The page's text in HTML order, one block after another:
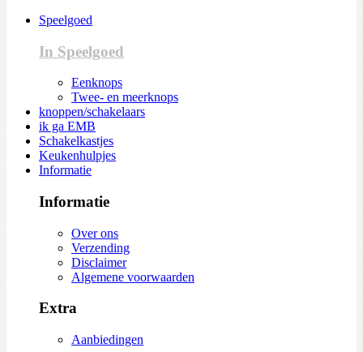
Speelgoed
In Speelgoed
Eenknops
Twee- en meerknops
knoppen/schakelaars
ik ga EMB
Schakelkastjes
Keukenhulpjes
Informatie
Informatie
Over ons
Verzending
Disclaimer
Algemene voorwaarden
Extra
Aanbiedingen